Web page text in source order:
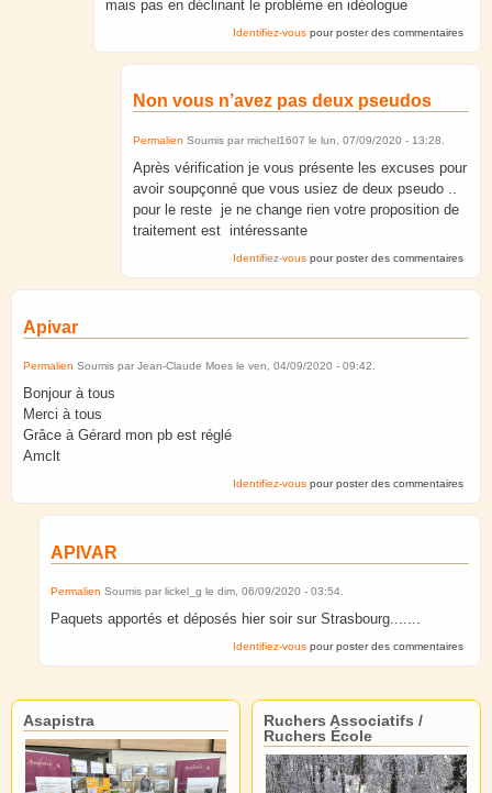
mais pas en déclinant le problème en idéologue
Identifiez-vous pour poster des commentaires
Non vous n’avez pas deux pseudos
Permalien Soumis par michel1607 le lun, 07/09/2020 - 13:28
Après vérification je vous présente les excuses pour
avoir soupçonné que vous usiez de deux pseudo ..
pour le reste je ne change rien votre proposition de
traitement est intéressante
Identifiez-vous pour poster des commentaires
Apivar
Permalien Soumis par Jean-Claude Moes le ven, 04/09/2020 - 09:42
Bonjour à tous
Merci à tous
Grâce à Gérard mon pb est réglé
Amclt
Identifiez-vous pour poster des commentaires
APIVAR
Permalien Soumis par lickel_g le dim, 06/09/2020 - 03:54.
Paquets apportés et déposés hier soir sur Strasbourg.......
Identifiez-vous pour poster des commentaires
Asapistra
Ruchers Associatifs /
Ruchers École